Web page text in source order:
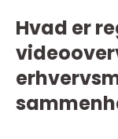
Hvad er